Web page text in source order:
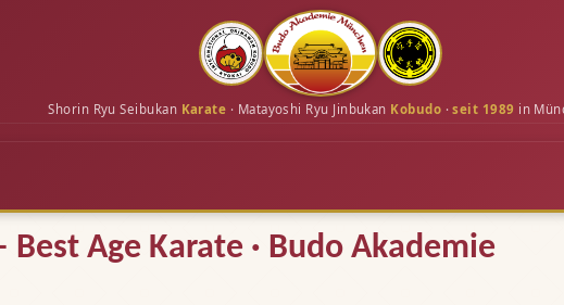
Shorin Ryu Seibukan Karate · Matayoshi Ryu Jinbukan Kobudo ·seit 1989 in
Age Karate · Budo Akademie